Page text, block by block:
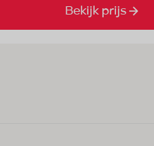
Bekijk prijs